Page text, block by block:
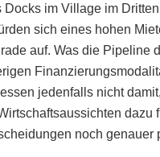
im Village im
sich eines hohen
auf. Was die Pipeline
jedenfalls nicht
noch genauer